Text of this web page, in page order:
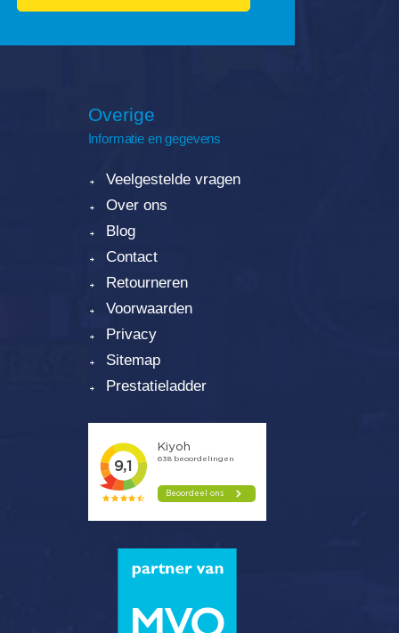
Overige
Informatie en gegevens
Veelgestelde vragen
Over ons
Blog
Contact
Retourneren
Voorwaarden
Privacy
Sitemap
Prestatieladder